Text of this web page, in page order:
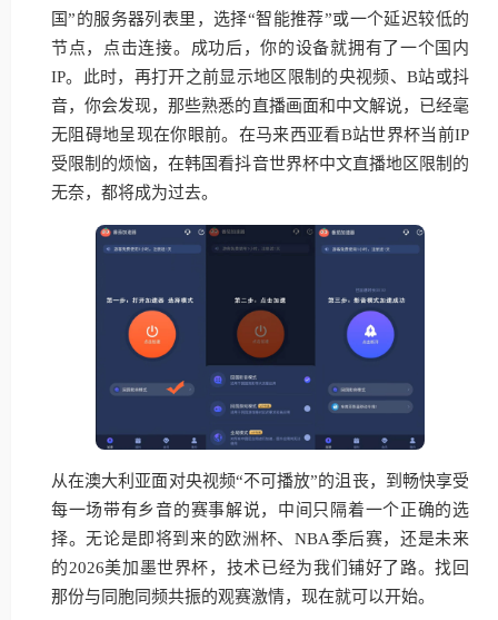
国”的服务器列表里，选择“智能推荐”或一个延迟较低的
节点，点击连接。成功后，你的设备就拥有了一个国内
IP。此时，再打开之前显示地区限制的央视频、B站或抖
音，你会发现，那些熟悉的直播画面和中文解说，已经毫
无阻碍地呈现在你眼前。在马来西亚看B站世界杯当前IP
受限制的烦恼，在韩国看抖音世界杯中文直播地区限制的
无奈，都将成为过去。
从在澳大利亚面对央视频“不可播放”的沮丧，到畅快享受
每一场带有乡音的赛事解说，中间只隔着一个正确的选
择。无论是即将到来的欧洲杯、NBA季后赛，还是未来
的2026美加墨世界杯，技术已经为我们铺好了路。找回
那份与同胞同频共振的观赛激情，现在就可以开始。